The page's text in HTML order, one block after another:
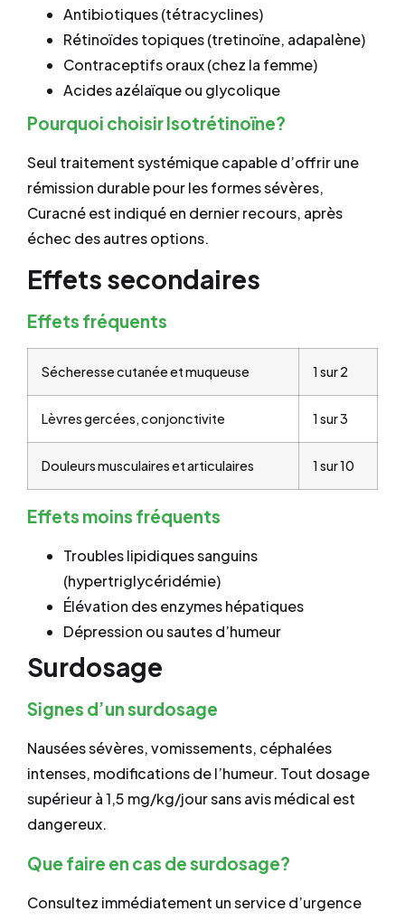
Antibiotiques (tétracyclines)
Rétinoïdes topiques (tretinoïne, adapalène)
Contraceptifs oraux (chez la femme)
Acides azélaïque ou glycolique
Pourquoi choisir Isotrétinoïne?
Seul traitement systémique capable d’offrir une
rémission durable pour les formes sévères,
Curacné est indiqué en dernier recours, après
échec des autres options.
Effets secondaires
Effets fréquents
Sécheresse cutanée et muqueuse 1 sur 2
Lèvres gercées, conjonctivite 1 sur 3
Douleurs musculaires et articulaires 1 sur 10
Effets moins fréquents
Troubles lipidiques sanguins
(hypertriglycéridémie)
Élévation des enzymes hépatiques
Dépression ou sautes d’humeur
Surdosage
Signes d’un surdosage
Nausées sévères, vomissements, céphalées
intenses, modifications de l’humeur. Tout dosage
supérieur à 1,5 mg/kg/jour sans avis médical est
dangereux.
Que faire en cas de surdosage?
Consultez immédiatement un service d’urgence